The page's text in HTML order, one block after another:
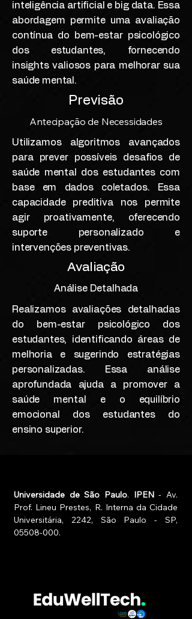
inteligência artificial e big data. Essa
abordagem permite uma avaliação
contínua do bem-estar psicológico
dos estudantes, fornecendo
insights valiosos para melhorar sua
saúde mental.
Previsão
Antecipação de Necessidades
Utilizamos algoritmos avançados
para prever possíveis desafios de
saúde mental dos estudantes com
base em dados coletados. Essa
capacidade preditiva nos permite
agir proativamente, oferecendo
suporte personalizado e
intervenções preventivas.
Avaliação
Análise Detalhada
Realizamos avaliações detalhadas
do bem-estar psicológico dos
estudantes, identificando áreas de
melhoria e sugerindo estratégias
personalizadas. Essa análise
aprofundada ajuda a promover a
saúde mental e o equilíbrio
emocional dos estudantes do
ensino superior.
Universidade de São Paulo. IPEN- Av.
Prof. Lineu Prestes, R. Interna da Cidade
Universitária, 2242, São Paulo - SP,
05508-000.